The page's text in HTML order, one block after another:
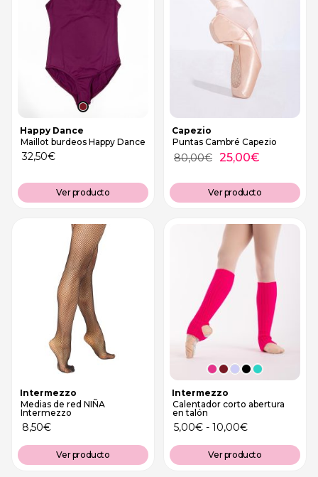
Happy Dance
Maillot burdeos Happy Dance
32,50€
Ver producto
Capezio
Puntas Cambré Capezio
80,00€ 25,00€
Ver producto
Intermezzo
Medias de red NIÑA
Intermezzo
8,50€
Ver producto
Intermezzo
Calentador corto abertura
en talón
5,00€ - 10,00€
Ver producto